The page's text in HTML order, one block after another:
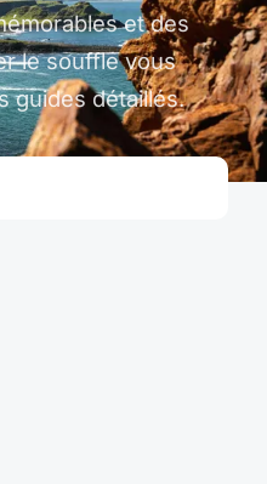
et des
le souffle vous
guides détaillés.